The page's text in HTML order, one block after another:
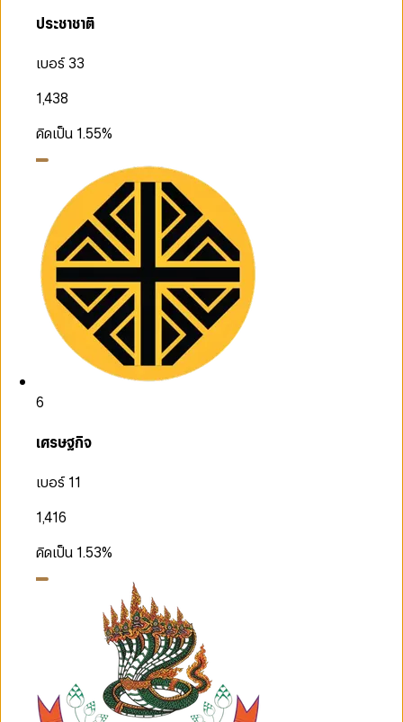
ประชาชาติ
เบอร์ 33
1,438
คิดเป็น 1.55%
6
เศรษฐกิจ
เบอร์ 11
1,416
คิดเป็น 1.53%